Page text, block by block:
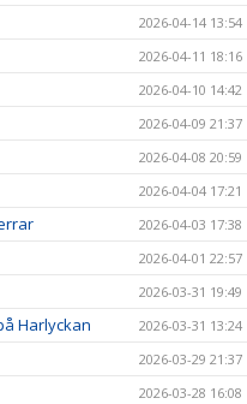
2026-04-14 13:54
2026-04-11 18:16
2026-04-10 14:42
2026-04-09 21:37
2026-04-08 20:59
2026-04-04 17:21
2026-04-03 17:38
2026-04-01 22:57
2026-03-31 19:49
Harlyckan 2026-03-31 13:24
2026-03-29 21:37
2026-03-28 16:08